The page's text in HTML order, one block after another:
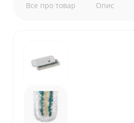
Все про товар Опис